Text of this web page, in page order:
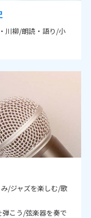
川柳/朗読・語り/小
/ジャズを楽しむ/歌
こう/弦楽器を奏で